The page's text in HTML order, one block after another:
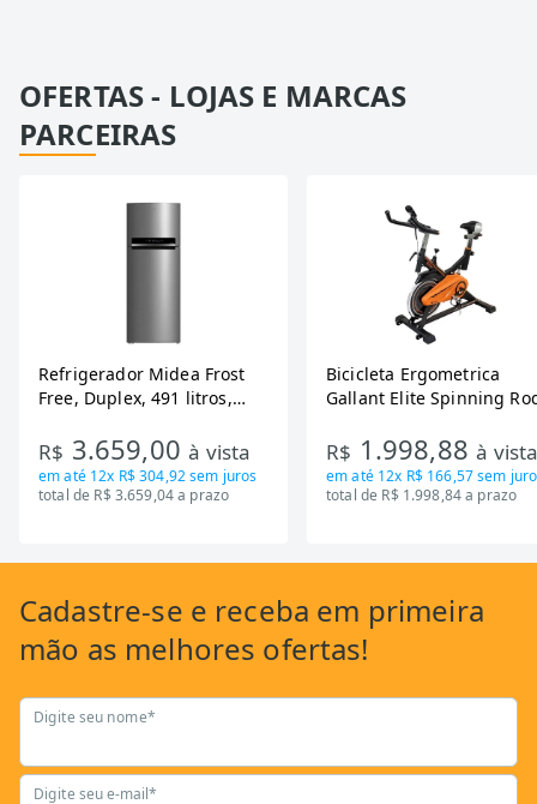
OFERTAS - LOJAS E MARCAS
PARCEIRAS
Refrigerador Midea Frost
Free, Duplex, 491 litros,
RT650EVK463)
R$ 3.659,00à vista
em até 12x R$ 304,92sem juros
total de R$ 3.659,04 a prazo
Bicicleta Ergometrica
Gallant Elite Spinning
Mecanica GSB13HBTA-PT
R$ 1.998,88à
em até 12x R$ 166,57sem
total de R$ 1.998,84 a prazo
Cadastre-se e receba em primeira
mão as melhores ofertas!
Digite seu nome*
Digite seu e-mail*